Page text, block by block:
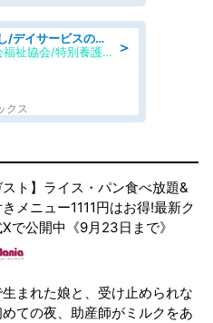
＞
介護職員/残業ほぼなし/デイサービスの介護職/日勤のみ
社会福祉法人横浜社会福祉協会/特別養護老人ホーム 南太田ホーム
クス
スト】ライス・パン食べ放題&
メニュー1111円はお得!最新ク
で公開中《9月23日まで》
生まれた娘と、受け止められな
ての夜、助産師がミルクをあ